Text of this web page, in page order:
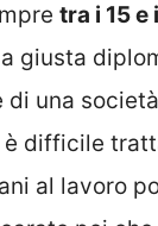
tra i 15 e
giusta
di una
difficile
al lavoro